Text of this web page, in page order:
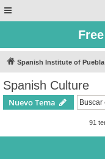
Spanish Institute of Puebla
Spanish Culture
Nuevo Tema
91